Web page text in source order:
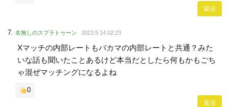
返信
名無しのスプラトゥーン 2023.5.14 02:23
Xマッチの内部レートもバカマの内部レートと共通？みた
いな話も聞いたことあるけど本当だとしたら何もかもごち
ゃ混ぜマッチングになるよね
0
返信